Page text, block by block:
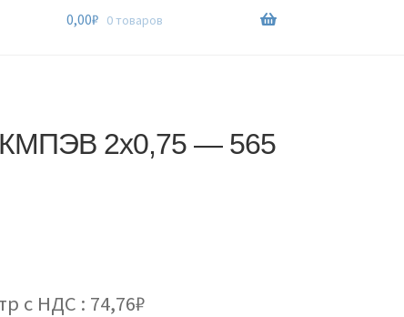
0,00₽ 0 товаров
КМПЭВ 2х0,75 — 565
с НДС : 74,76₽